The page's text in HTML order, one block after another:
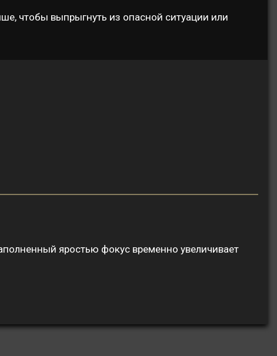
чтобы выпрыгнуть из опасной ситуации или
яростью фокус временно увеличивает